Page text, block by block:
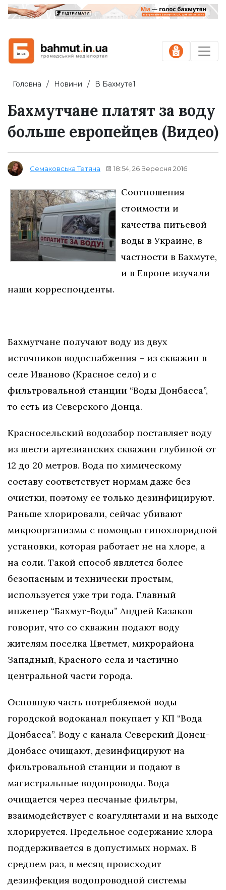
Головна Новини В Бахмуте1
Бахмутчане платят за воду
больше европейцев (Видео)
Семаковська Тетяна 18:54, 26 Вересня 2016
Соотношения
стоимости и
качества питьевой
воды в Украине, в
частности в Бахмуте,
и в Европе изучали
наши корреспонденты.
Бахмутчане получают воду из двух
источников водоснабжения – из скважин в
селе Иваново (Красное село) и с
фильтровальной станции “Воды Донбасса”,
то есть из Северского Донца.
Красносельский водозабор поставляет воду
из шести артезианских скважин глубиной от
12 до 20 метров. Вода по химическому
составу соответствует нормам даже без
очистки, поэтому ее только дезинфицируют.
Раньше хлорировали, сейчас убивают
микроорганизмы с помощью гипохлоридной
установки, которая работает не на хлоре, а
на соли. Такой способ является более
безопасным и технически простым,
используется уже три года. Главный
инженер “Бахмут-Воды” Андрей Казаков
говорит, что со скважин подают воду
жителям поселка Цветмет, микрорайона
Западный, Красного села и частично
центральной части города.
Основную часть потребляемой воды
городской водоканал покупает у КП “Вода
Донбасса”. Воду с канала Северский Донец-
Донбасс очищают, дезинфицируют на
фильтровальной станции и подают в
магистральные водопроводы. Вода
очищается через песчаные фильтры,
взаимодействует с коагулянтами и на выходе
хлорируется. Предельное содержание хлора
поддерживается в допустимых нормах. В
среднем раз, в месяц происходит
дезинфекция водопроводной системы